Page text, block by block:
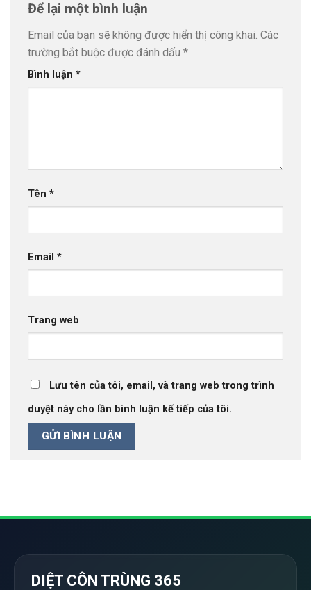
Để lại một bình luận
Email của bạn sẽ không được hiển thị công khai. Các
trường bắt buộc được đánh dấu *
Bình luận *
Tên *
Email *
Trang web
Lưu tên của tôi, email, và trang web trong trình
duyệt này cho lần bình luận kế tiếp của tôi.
DIỆT CÔN TRÙNG 365